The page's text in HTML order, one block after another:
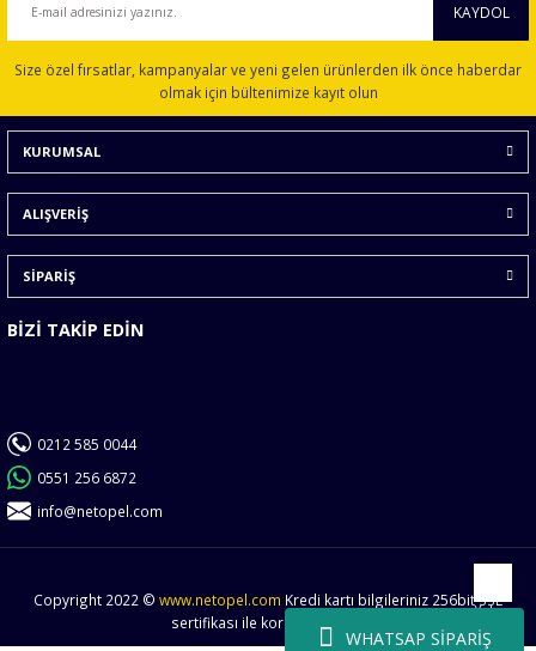
WHATSAP SİPARİŞ
Ürün açıklamasında eksik bilgiler bulunuyor.
Ürün bilgilerinde hatalar bulunuyor.
Ürün fiyatı diğer sitelerden daha pahalı.
Bu ürüne benzer farklı alternatifler olmalı.
KAYDOL
Size özel fırsatlar, kampanyalar ve yeni gelen ürünlerden ilk önce haberdar
olmak için bültenimize kayıt olun
KURUMSAL
ALIŞVERİŞ
SİPARİŞ
BİZİ TAKİP EDİN
0212 585 0044
0551 256 6872
info@netopel.com
Copyright 2022 © www.netopel.com Kredi kartı bilgileriniz 256bit SSL
sertifikası ile korunmaktadır.
Yukarı